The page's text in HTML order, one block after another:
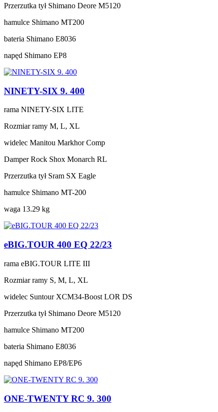
Przerzutka tył Shimano Deore M5120
hamulce Shimano MT200
bateria Shimano E8036
napęd Shimano EP8
NINETY-SIX 9. 400
rama NINETY-SIX LITE
Rozmiar ramy M, L, XL
widelec Manitou Markhor Comp
Damper Rock Shox Monarch RL
Przerzutka tył Sram SX Eagle
hamulce Shimano MT-200
waga 13.29 kg
eBIG.TOUR 400 EQ 22/23
rama eBIG.TOUR LITE III
Rozmiar ramy S, M, L, XL
widelec Suntour XCM34-Boost LOR DS
Przerzutka tył Shimano Deore M5120
hamulce Shimano MT200
bateria Shimano E8036
napęd Shimano EP8/EP6
ONE-TWENTY RC 9. 300